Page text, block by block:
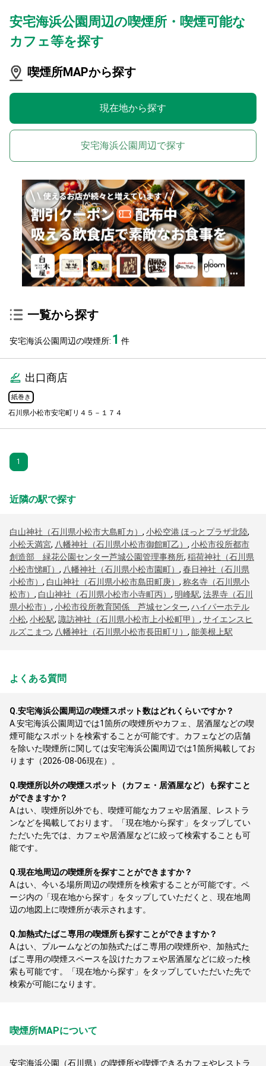
安宅海浜公園周辺の喫煙所・喫煙可能な
カフェ等を探す
喫煙所MAPから探す
現在地から探す
安宅海浜公園周辺で探す
一覧から探す
安宅海浜公園周辺の喫煙所: 1 件
出口商店
紙巻き
石川県小松市安宅町リ４５－１７４
1
近隣の駅で探す
白山神社（石川県小松市大島町カ） , 小松空港 ほっとプラザ北陸,
小松天満宮, 八幡神社（石川県小松市御館町乙） , 小松市役所都市
創造部 緑花公園センター芦城公園管理事務所, 稲荷神社（石川県
小松市悌町） , 八幡神社（石川県小松市園町） , 春日神社（石川県
小松市） , 白山神社（石川県小松市島田町庚） , 称名寺（石川県小
松市） , 白山神社（石川県小松市小寺町丙） , 明峰駅, 法界寺（石川
県小松市） , 小松市役所教育関係 芦城センター, ハイパーホテル
小松, 小松駅, 諏訪神社（石川県小松市上小松町甲） , サイエンスヒ
ルズこまつ, 八幡神社（石川県小松市長田町リ） , 能美根上駅
よくある質問
Q.安宅海浜公園周辺の喫煙スポット数はどれくらいですか？
A.安宅海浜公園周辺では1箇所の喫煙所やカフェ、居酒屋などの喫
煙可能なスポットを検索することが可能です。カフェなどの店舗
を除いた喫煙所に関しては安宅海浜公園周辺では1箇所掲載してお
ります（2026-08-06現在）。
Q.喫煙所以外の喫煙スポット（カフェ・居酒屋など）も探すこと
ができますか？
A. はい、喫煙所以外でも、喫煙可能なカフェや居酒屋、レストラ
ンなどを掲載しております。「現在地から探す」をタップしてい
ただいた先では、カフェや居酒屋などに絞って検索することも可
能です。
Q.現在地周辺の喫煙所を探すことができますか？
A. はい、今いる場所周辺の喫煙所を検索することが可能です。ペ
ージ内の「現在地から探す」をタップしていただくと、現在地周
辺の地図上に喫煙所が表示されます。
Q.加熱式たばこ専用の喫煙所も探すことができますか？
A. はい、プルームなどの加熱式たばこ専用の喫煙所や、加熱式た
ばこ専用の喫煙スペースを設けたカフェや居酒屋などに絞った検
索も可能です。「現在地から探す」をタップしていただいた先で
検索が可能になります。
喫煙所MAPについて
安宅海浜公園（石川県）の喫煙所や喫煙できるカフェやレストラ